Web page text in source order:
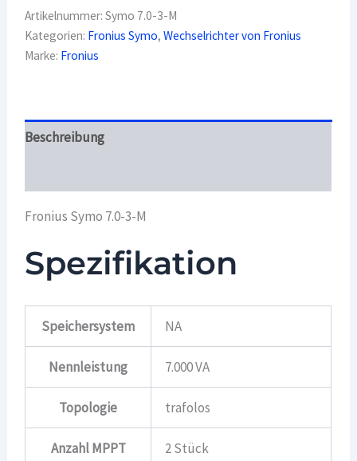
3-
M
Menge
Artikelnummer:Symo 7.0-3-M
Kategorien: Fronius Symo,Wechselrichter von Fronius
Marke: Fronius
Beschreibung
Fronius Symo 7.0-3-M
Spezifikation
Speichersystem NA
Nennleistung 7.000 VA
Topologie trafolos
Anzahl MPPT 2 Stück